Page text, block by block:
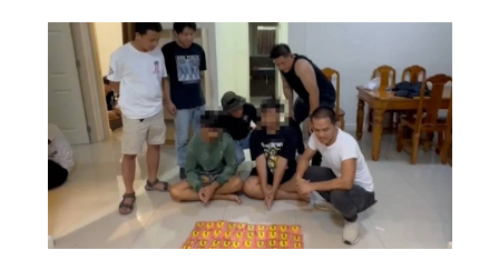
ตามจับคนร้ายจากกรณีที่เมื่อวันที่ 21 ก.ค 69 เวลา 07.40 น. ได้
รับแจ้งว่ามีเหตุลักทรัพย์ที่โรงผลิตน้ำดื่ม หมู่ที่ 6 ต.วังงิ้ว อ.ดง
เจริญ จ.พิจิตร ตำรวจจึงลงพื้นที่จุดเกิดเหตุซึ่งได้พบ น.ส.ธิติพร
(ขอสงวนนามสกุล)